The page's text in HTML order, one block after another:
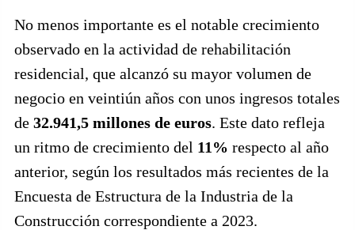
No menos importante es el notable crecimiento
observado en la actividad de rehabilitación
residencial, que alcanzó su mayor volumen de
negocio en veintiún años con unos ingresos totales
de 32.941,5 millones de euros. Este dato refleja
un ritmo de crecimiento del 11% respecto al año
anterior, según los resultados más recientes de la
Encuesta de Estructura de la Industria de la
Construcción correspondiente a 2023.